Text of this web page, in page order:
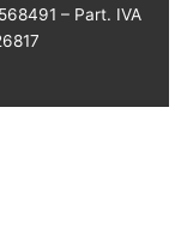
– Part. IVA